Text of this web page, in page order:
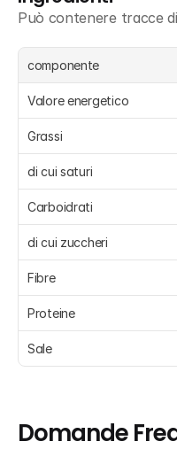
Può contenere tracce
componente
Valore energetico
Grassi
di cui saturi
Carboidrati
di cui zuccheri
Fibre
Proteine
Sale
Domande